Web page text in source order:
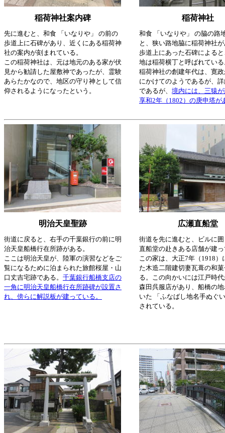
稲荷神社案内碑 稲荷神社
先に進むと、和食 「いなりや」 の前の
歩道上に石碑があり、近くにある稲荷神
社の案内が刻まれている。
この稲荷神社は、元は地元のある家が伏
見から勧請した屋敷神であったが、霊験
あらたかなので、地区の守り神として信
仰されるようになったという。
和食 「いなりや」 の脇の路
と、狭い路地脇に稲荷神社
歩道上にあった石碑による
地は稲荷横丁と呼ばれてい
稲荷神社の創建年代は、寛
にかけてのようであるが、
であるが、 境内には、三猿
享和2年（1802）の庚申塔が
明治天皇聖跡 広瀬直船堂
街道に戻ると、右手の千葉銀行の前に明
治天皇船橋行在所跡がある。
ここは明治天皇が、陸軍の演習などをご
覧になるために泊まられた旅館桜屋・山
口丈吉宅跡である。 千葉銀行船橋支店の
一角に明治天皇船橋行在所跡碑が設置さ
れ、傍らに解説板が建っている。
街道を先に進むと、ビルに
直船堂の赴きある店舗が建
この家は、大正7年（1918）
た木造二階建切妻瓦葺の和
る。この向かいには江戸時
森田呉服店があり、船橋の
いた 「ふなばし地名手ぬぐ
されている。